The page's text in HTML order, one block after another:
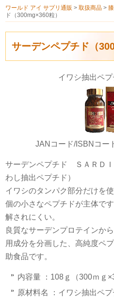
ワールド アイ サプリ通販 >取扱商品 >
ド（300mg×360粒）
サーデンペプチド（
イワシ抽出ペ
JANコード/ISBNコー
サーデンペプチド ＳＡＲＤ
わし抽出ペプチド）
イワシのタンパク部分だけを
個の小さなペプチドが主体で
解されにくい。
良質なサーデンプロテインか
用成分を分画した、高純度ペ
助食品です。
内容量 ：108ｇ（300ｍｇ
原材料名 ：イワシ抽出ペ